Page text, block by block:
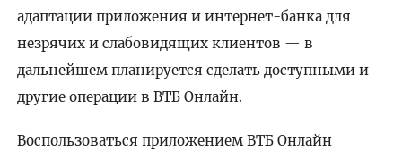
адаптации приложения и интернет-банка для
незрячих и слабовидящих клиентов — в
дальнейшем планируется сделать доступными и
другие операции в ВТБ Онлайн.
Воспользоваться приложением ВТБ Онлайн